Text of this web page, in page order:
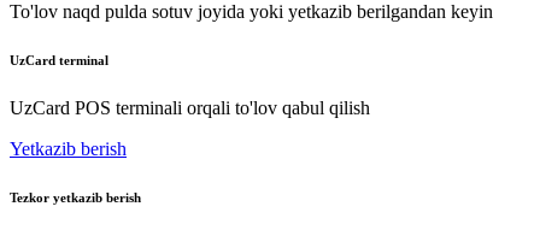
To'lov naqd pulda sotuv joyida yoki yetkazib berilgandan keyin
UzCard terminal
UzCard POS terminali orqali to'lov qabul qilish
Yetkazib berish
Tezkor yetkazib berish